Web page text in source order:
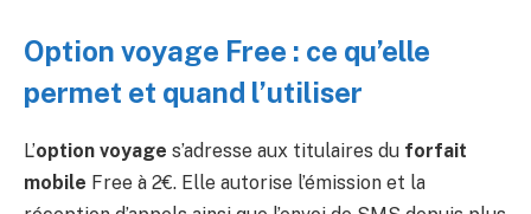
Option voyage Free : ce qu’elle
permet et quand l’utiliser
L’option voyage s’adresse aux titulaires du forfait
mobile Free à 2€. Elle autorise l’émission et la